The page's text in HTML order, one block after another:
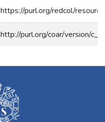
https://purl.org/redcol/
http://purl.org/coar/version/